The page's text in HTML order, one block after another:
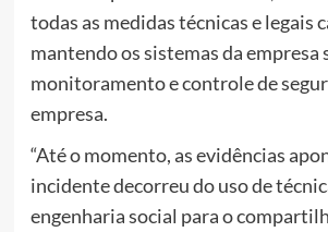
todas as medidas técnicas e legais
mantendo os sistemas da empresa
monitoramento e controle de
empresa.
“Até o momento, as evidências
incidente decorreu do uso de
engenharia social para o